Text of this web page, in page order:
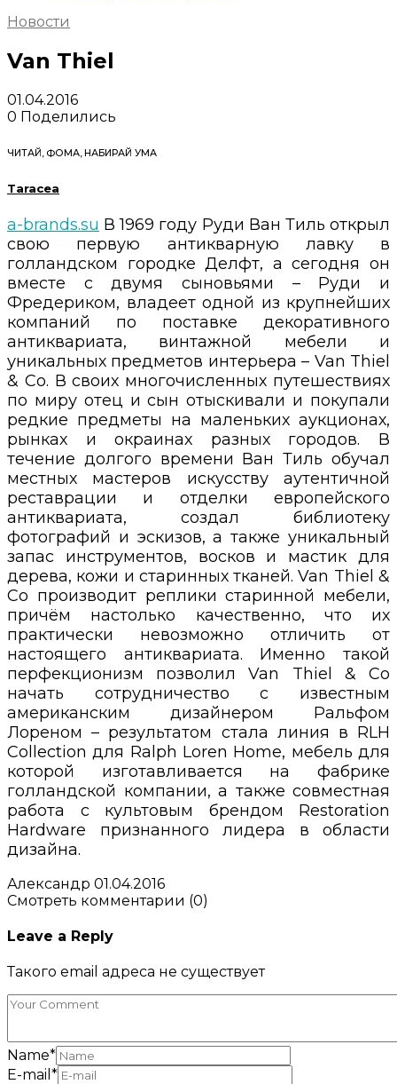
Новости
Van Thiel
01.04.2016
0 Поделились
ЧИТАЙ, ФОМА, НАБИРАЙ УМА
Taracea
a-brands.su В 1969 году Руди Ван Тиль открыл
свою первую антикварную лавку в
голландском городке Делфт, а сегодня он
вместе с двумя сыновьями – Руди и
Фредериком, владеет одной из крупнейших
компаний по поставке декоративного
антиквариата, винтажной мебели и
уникальных предметов интерьера – Van Thiel
& Co. В своих многочисленных путешествиях
по миру отец и сын отыскивали и покупали
редкие предметы на маленьких аукционах,
рынках и окраинах разных городов. В
течение долгого времени Ван Тиль обучал
местных мастеров искусству аутентичной
реставрации и отделки европейского
антиквариата, создал библиотеку
фотографий и эскизов, а также уникальный
запас инструментов, восков и мастик для
дерева, кожи и старинных тканей. Van Thiel &
Co производит реплики старинной мебели,
причём настолько качественно, что их
практически невозможно отличить от
настоящего антиквариата. Именно такой
перфекционизм позволил Van Thiel & Co
начать сотрудничество с известным
американским дизайнером Ральфом
Лореном – результатом стала линия в RLH
Collection для Ralph Loren Home, мебель для
которой изготавливается на фабрике
голландской компании, а также совместная
работа с культовым брендом Restoration
Hardware признанного лидера в области
дизайна.
Александр 01.04.2016
Смотреть комментарии (0)
Leave a Reply
Такого email адреса не существует
Name*
E-mail *